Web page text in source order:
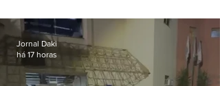
Botafogo
Jornal Daki
há 17 horas